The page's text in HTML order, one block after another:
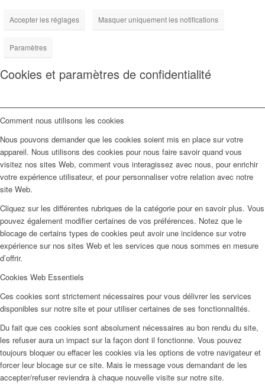
Accepter les réglages Masquer uniquement les notifications
Paramètres
Cookies et paramètres de confidentialité
Comment nous utilisons les cookies
Nous pouvons demander que les cookies soient mis en place sur votre
appareil. Nous utilisons des cookies pour nous faire savoir quand vous
visitez nos sites Web, comment vous interagissez avec nous, pour enrichir
votre expérience utilisateur, et pour personnaliser votre relation avec notre
site Web.
Cliquez sur les différentes rubriques de la catégorie pour en savoir plus. Vous
pouvez également modifier certaines de vos préférences. Notez que le
blocage de certains types de cookies peut avoir une incidence sur votre
expérience sur nos sites Web et les services que nous sommes en mesure
d’offrir.
Cookies Web Essentiels
Ces cookies sont strictement nécessaires pour vous délivrer les services
disponibles sur notre site et pour utiliser certaines de ses fonctionnalités.
Du fait que ces cookies sont absolument nécessaires au bon rendu du site,
les refuser aura un impact sur la façon dont il fonctionne. Vous pouvez
toujours bloquer ou effacer les cookies via les options de votre navigateur et
forcer leur blocage sur ce site. Mais le message vous demandant de les
accepter/refuser reviendra à chaque nouvelle visite sur notre site.